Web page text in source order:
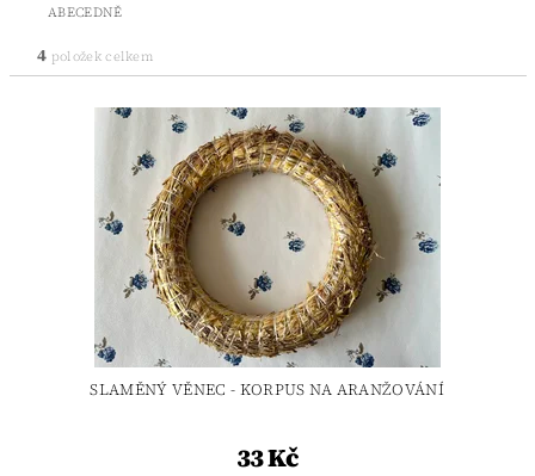
ABECEDNĚ
4 položek celkem
SLAMĚNÝ VĚNEC - KORPUS NA ARANŽOVÁNÍ
33 Kč